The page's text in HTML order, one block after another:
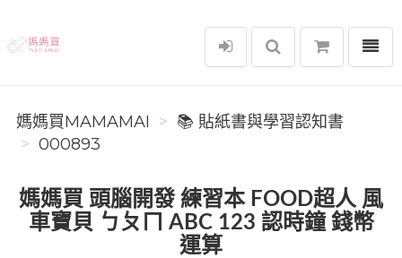
媽媽買MAMAMAI
選單
媽媽買MAMAMAI
📚 貼紙書與學習認知書
000893
媽媽買 頭腦開發 練習本 FOOD超人 風
車寶貝 ㄅㄆㄇ ABC 123 認時鐘 錢幣
運算